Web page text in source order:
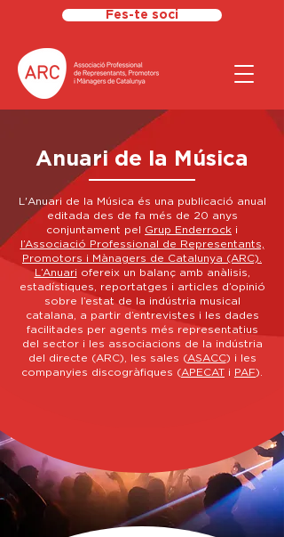
Fes-te soci
Anuari de la Música
L'Anuari de la Música és una publicació anual
editada des de fa més de 20 anys
conjuntament pel Grup Enderrock i
l’Associació Professional de Representants,
Promotors i Mànagers de Catalunya (ARC).
L’Anuari ofereix un balanç amb anàlisis,
estadístiques, reportatges i articles d’opinió
sobre l’estat de la indústria musical
catalana, a partir d’entrevistes i les dades
facilitades per agents més representatius
del sector i les associacions de la indústria
del directe (ARC), les sales (ASACC) i les
companyies discogràfiques (APECAT i PAF).